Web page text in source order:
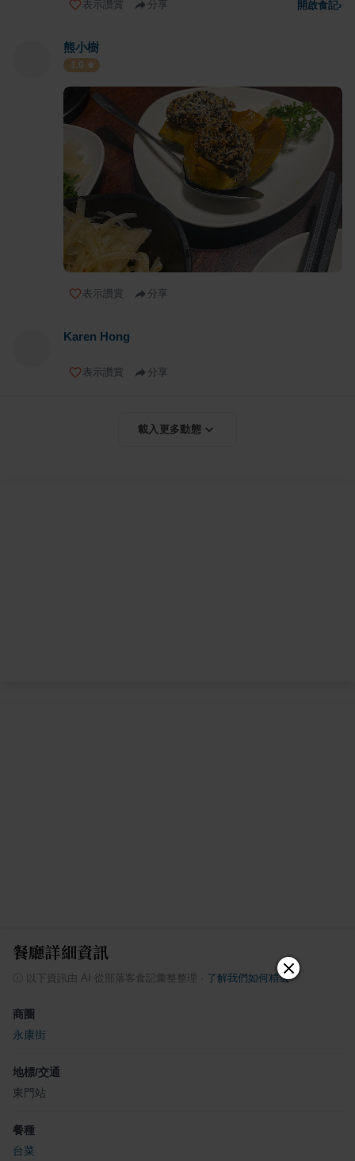
表示讚賞 分享 開啟食記›
熊小樹
1.0
表示讚賞 分享
Karen Hong
表示讚賞 分享
載入更多動態
餐廳詳細資訊
以下資訊由 AI 從部落客食記彙整整理 了解我們如何精選
商圈
永康街
地標/交通
東門站
餐種
台菜